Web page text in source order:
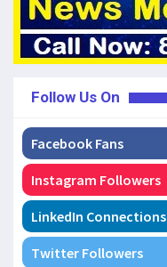
Follow Us On
Facebook Fans
Instagram Followers
LinkedIn Connections
Twitter Followers